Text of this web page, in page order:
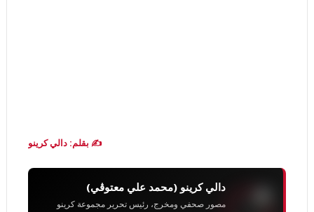
✍️ بقلم: دالي كرينو
دالي كرينو (محمد علي معتوڨي)
مصور صحفي ومخرج، رئيس تحرير مجموعة كرينو